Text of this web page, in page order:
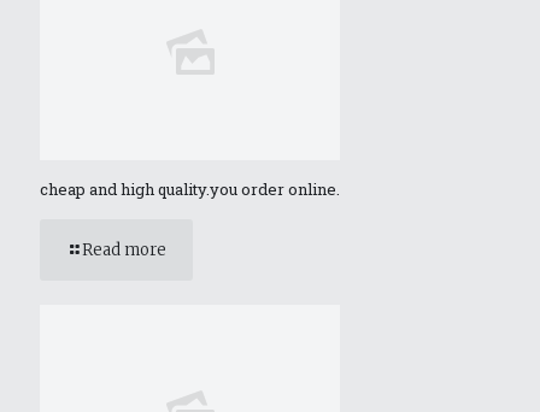
cheap and high quality.you order online.
Read more